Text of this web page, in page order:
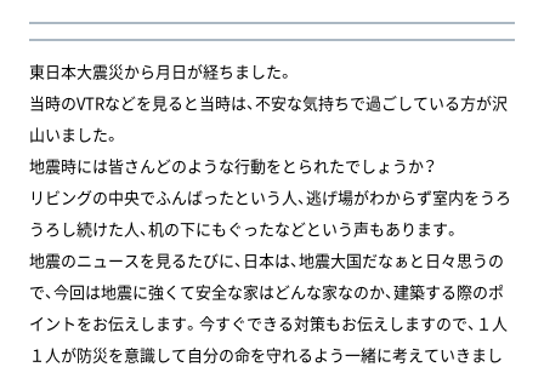
東日本大震災から月日が経ちました。
当時のVTRなどを見ると当時は、不安な気持ちで過ごしている方が沢
山いました。
地震時には皆さんどのような行動をとられたでしょうか？
リビングの中央でふんばったという人、逃げ場がわからず室内をうろ
うろし続けた人、机の下にもぐったなどという声もあります。
地震のニュースを見るたびに、日本は、地震大国だなぁと日々思うの
で、今回は地震に強くて安全な家はどんな家なのか、建築する際のポ
イントをお伝えします。今すぐできる対策もお伝えしますので、１人
１人が防災を意識して自分の命を守れるよう一緒に考えていきまし